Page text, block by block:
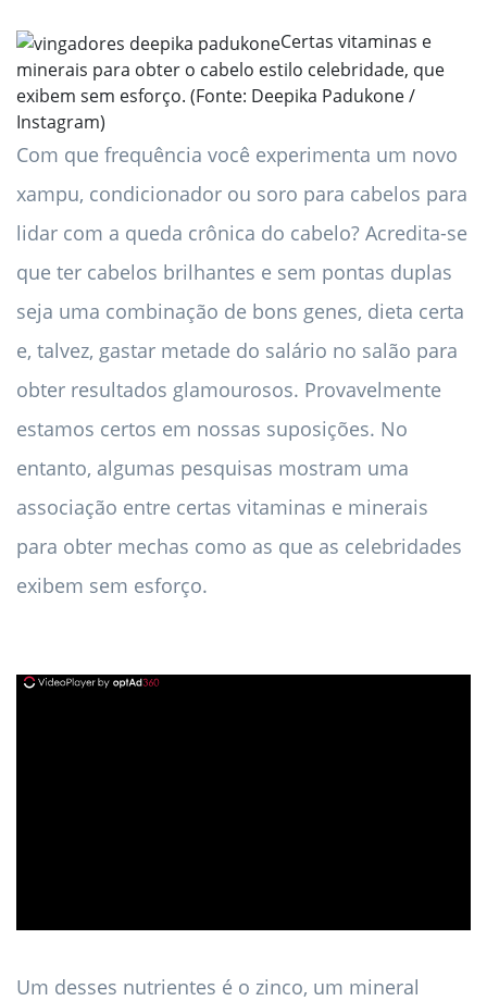
Certas vitaminas e
minerais para obter o cabelo estilo celebridade, que
exibem sem esforço. (Fonte: Deepika Padukone /
Instagram)
Com que frequência você experimenta um novo
xampu, condicionador ou soro para cabelos para
lidar com a queda crônica do cabelo? Acredita-se
que ter cabelos brilhantes e sem pontas duplas
seja uma combinação de bons genes, dieta certa
e, talvez, gastar metade do salário no salão para
obter resultados glamourosos. Provavelmente
estamos certos em nossas suposições. No
entanto, algumas pesquisas mostram uma
associação entre certas vitaminas e minerais
para obter mechas como as que as celebridades
exibem sem esforço.
Um desses nutrientes é o zinco, um mineral